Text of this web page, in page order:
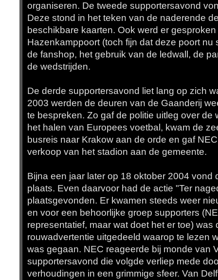
organiseren. De tweede supportersavond
Deze stond in het teken van de naderende
beschikbare kaarten. Ook werd er
Hazenkamppoort (toch fijn dat deze poort nu
de fanshop, het gebruik van de ledwall, de
de wedstrijden.
De derde supportersavond liet lang op zich
2003 werden de deuren van de Gaanderij
te bespreken. Zo gaf de politie uitleg over de
het halen van Europees voetbal, kwam de
busreis naar Krakow aan de orde en gaf
verkoop van het stadion aan de gemeente.
Bijna een jaar later op 18 oktober 2004 vond
plaats. Even daarvoor had de actie "Ter
plaatsgevonden. Er kwamen steeds weer
en voor een behoorlijke groep supporters
representatief, maar wat doet het er toe) was
rouwadvertentie uitgedeeld waarop te lezen
was gegaan. NEC reageerde bij monde van
supportersavond die volgde verliep mede
verhoudingen in een grimmige sfeer. Van